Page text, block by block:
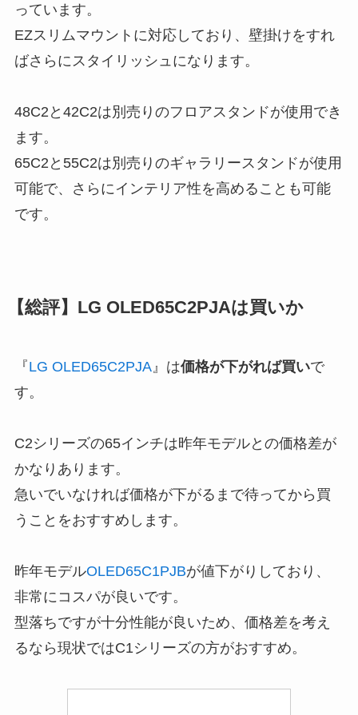
っています。
EZスリムマウントに対応しており、壁掛けをすれ
ばさらにスタイリッシュになります。
48C2と42C2は別売りのフロアスタンドが使用でき
ます。
65C2と55C2は別売りのギャラリースタンドが使用
可能で、さらにインテリア性を高めることも可能
です。
【総評】LG OLED65C2PJAは買いか
『LG OLED65C2PJA』は価格が下がれば買いで
す。
C2シリーズの65インチは昨年モデルとの価格差が
かなりあります。
急いでいなければ価格が下がるまで待ってから買
うことをおすすめします。
昨年モデルOLED65C1PJBが値下がりしており、
非常にコスパが良いです。
型落ちですが十分性能が良いため、 価格差を考え
るなら現状ではC1シリーズの方がおすすめ。